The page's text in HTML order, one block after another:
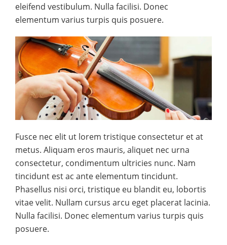
eleifend vestibulum. Nulla facilisi. Donec
elementum varius turpis quis posuere.
Fusce nec elit ut lorem tristique consectetur et at
metus. Aliquam eros mauris, aliquet nec urna
consectetur, condimentum ultricies nunc. Nam
tincidunt est ac ante elementum tincidunt.
Phasellus nisi orci, tristique eu blandit eu, lobortis
vitae velit. Nullam cursus arcu eget placerat lacinia.
Nulla facilisi. Donec elementum varius turpis quis
posuere.